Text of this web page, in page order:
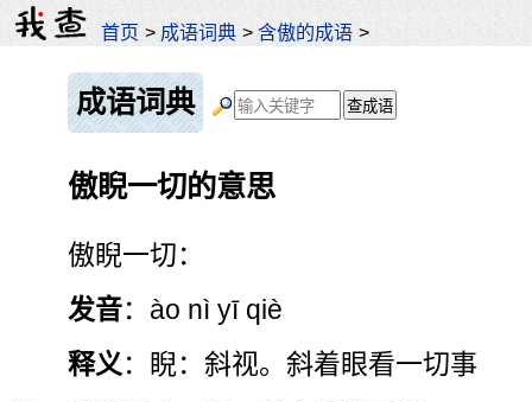
首页 > 成语词典 >含傲的成语 >
成语词典
傲睨一切的意思
傲睨一切：
发音：ào nì yī qiè
释义 ：睨：斜视。斜着眼看一切事